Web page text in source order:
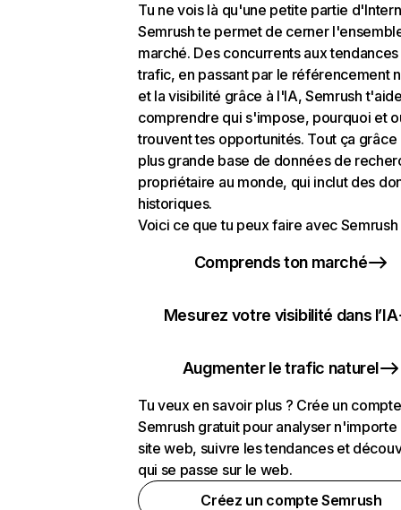
Tu ne vois là qu'une petite partie
Semrush te permet de cerner
marché. Des concurrents aux
trafic, en passant par le référencement
et la visibilité grâce à l'IA, Semrush
comprendre qui s'impose, pourquoi et
trouvent tes opportunités. Tout ça grâce
plus grande base de données de
propriétaire au monde, qui inclut des
historiques.
Voici ce que tu peux faire avec Semrush
Comprends ton marché
Mesurez votre visibilité dans l’IA
Augmenter le trafic naturel
Tu veux en savoir plus ? Crée un compte
Semrush gratuit pour analyser n'importe
site web, suivre les tendances et
qui se passe sur le web.
Créez un compte Semrush